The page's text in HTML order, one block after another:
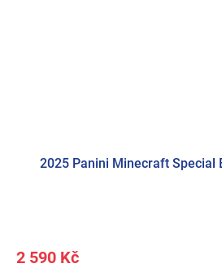
2025 Panini Minecraft Special
2 590 Kč